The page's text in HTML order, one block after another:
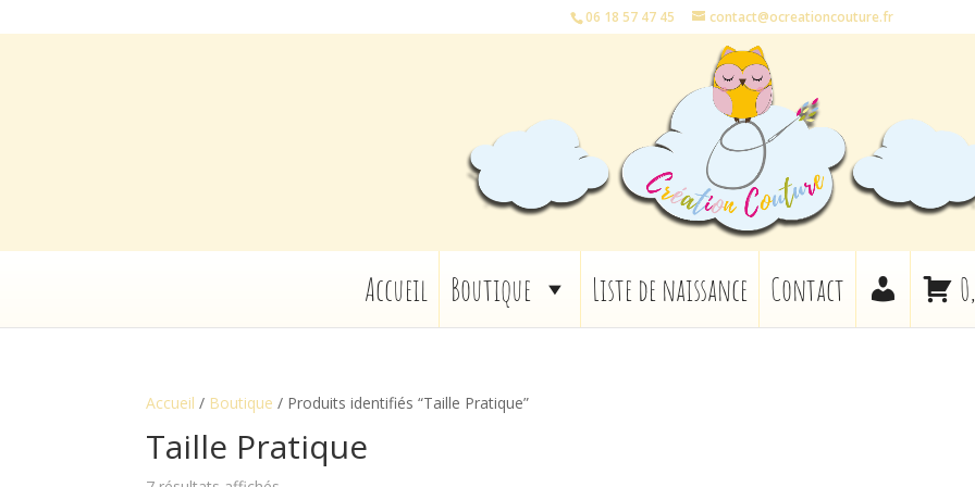
06 18 57 47 45 contact@ocreationcouture.fr
Accueil Boutique Liste de naissance Contact
Accueil / Boutique / Produits identifiés “Taille Pratique”
Taille Pratique